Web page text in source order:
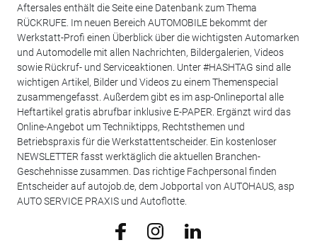
Aftersales enthält die Seite eine Datenbank zum Thema
RÜCKRUFE. Im neuen Bereich AUTOMOBILE bekommt der
Werkstatt-Profi einen Überblick über die wichtigsten Automarken
und Automodelle mit allen Nachrichten, Bildergalerien, Videos
sowie Rückruf- und Serviceaktionen. Unter #HASHTAG sind alle
wichtigen Artikel, Bilder und Videos zu einem Themenspecial
zusammengefasst. Außerdem gibt es im asp-Onlineportal alle
Heftartikel gratis abrufbar inklusive E-PAPER. Ergänzt wird das
Online-Angebot um Techniktipps, Rechtsthemen und
Betriebspraxis für die Werkstattentscheider. Ein kostenloser
NEWSLETTER fasst werktäglich die aktuellen Branchen-
Geschehnisse zusammen. Das richtige Fachpersonal finden
Entscheider auf autojob.de, dem Jobportal von AUTOHAUS, asp
AUTO SERVICE PRAXIS und Autoflotte.